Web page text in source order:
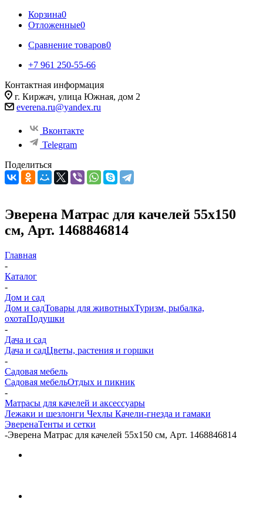
Корзина0
Отложенные0
Сравнение товаров0
+7 961 250-55-66
Контактная информация
г. Киржач, улица Южная, дом 2
everena.ru@yandex.ru
Вконтакте
Telegram
Поделиться
Эверена Матрас для качелей 55х150
см, Арт. 1468846814
Главная
-
Каталог
-
Дом и сад
Дом и садТовары для животныхТуризм, рыбалка,
охотаПодушки
-
Дача и сад
Дача и садЦветы, растения и горшки
-
Садовая мебель
Садовая мебельОтдых и пикник
-
Матрасы для качелей и аксессуары
Лежаки и шезлонги Чехлы Качели-гнезда и гамаки
ЭверенаТенты и сетки
-Эверена Матрас для качелей 55х150 см, Арт. 1468846814